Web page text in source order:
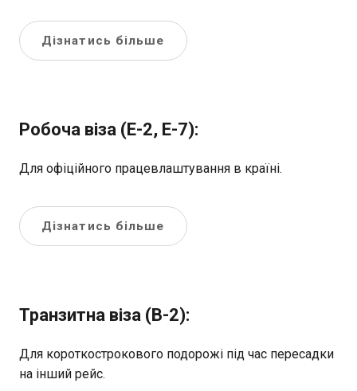
Дізнатись більше
Робоча віза (E-2, E-7):
Для офіційного працевлаштування в країні.
Дізнатись більше
Транзитна віза (B-2):
Для короткострокового подорожі під час пересадки
на інший рейс.